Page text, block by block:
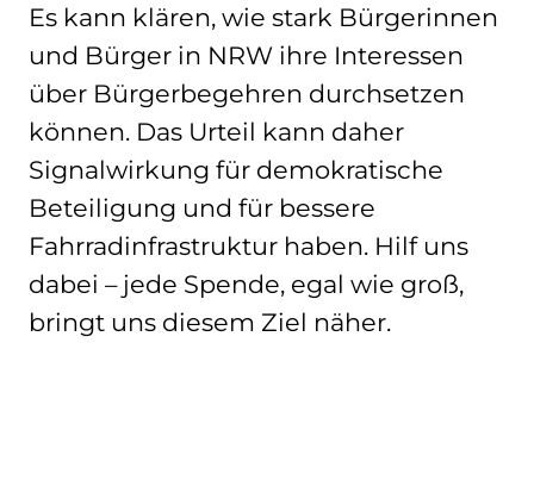
Es kann klären, wie stark Bürgerinnen
und Bürger in NRW ihre Interessen
über Bürgerbegehren durchsetzen
können. Das Urteil kann daher
Signalwirkung für demokratische
Beteiligung und für bessere
Fahrradinfrastruktur haben. Hilf uns
dabei – jede Spende, egal wie groß,
bringt uns diesem Ziel näher.